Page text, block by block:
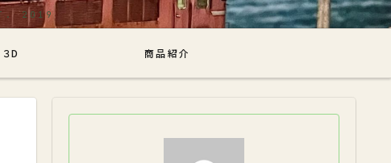
３D 商品紹介